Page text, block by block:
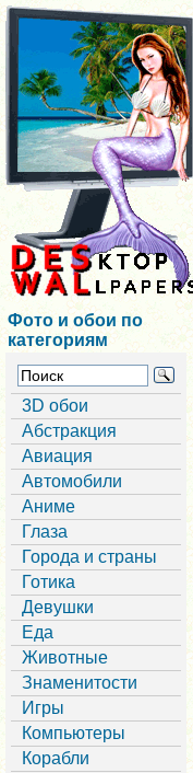
Фото и обои по
категориям
3D обои
Абстракция
Авиация
Автомобили
Аниме
Глаза
Города и страны
Готика
Девушки
Еда
Животные
Знаменитости
Игры
Компьютеры
Корабли